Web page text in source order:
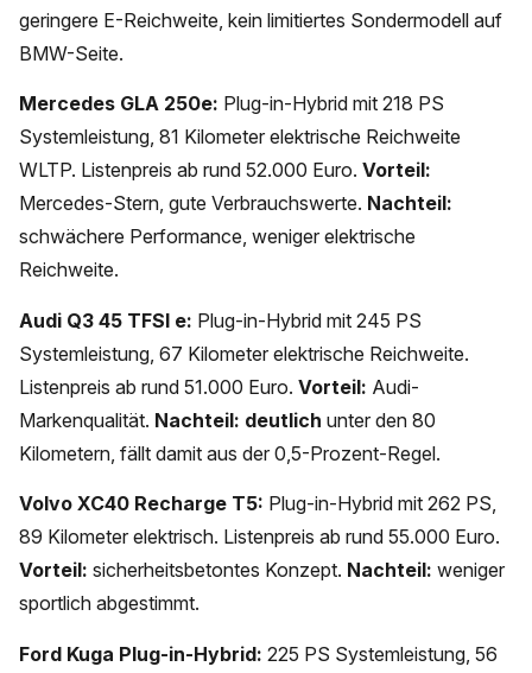
geringere E-Reichweite, kein limitiertes Sondermodell auf
BMW-Seite.
Mercedes GLA 250e: Plug-in-Hybrid mit 218 PS
Systemleistung, 81 Kilometer elektrische Reichweite
WLTP. Listenpreis ab rund 52.000 Euro. Vorteil:
Mercedes-Stern, gute Verbrauchswerte. Nachteil:
schwächere Performance, weniger elektrische
Reichweite.
Audi Q3 45 TFSI e: Plug-in-Hybrid mit 245 PS
Systemleistung, 67 Kilometer elektrische Reichweite.
Listenpreis ab rund 51.000 Euro. Vorteil: Audi-
Markenqualität. Nachteil: deutlich unter den 80
Kilometern, fällt damit aus der 0,5-Prozent-Regel.
Volvo XC40 Recharge T5: Plug-in-Hybrid mit 262 PS,
89 Kilometer elektrisch. Listenpreis ab rund 55.000 Euro.
Vorteil: sicherheitsbetontes Konzept. Nachteil: weniger
sportlich abgestimmt.
Ford Kuga Plug-in-Hybrid: 225 PS Systemleistung, 56